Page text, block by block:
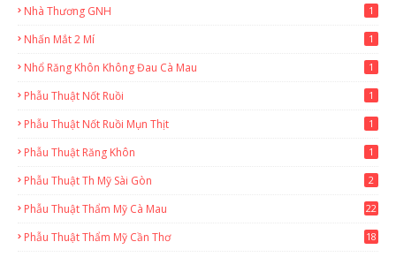
Nhà Thương GNH 1
Nhấn Mắt 2 Mí 1
Nhổ Răng Khôn Không Đau Cà Mau 1
Phẫu Thuật Nốt Ruồi 1
Phẫu Thuật Nốt Ruồi Mụn Thịt 1
Phẫu Thuật Răng Khôn 1
Phẫu Thuật Th Mỹ Sài Gòn 2
Phẫu Thuật Thẩm Mỹ Cà Mau
22
Phẫu Thuật Thẩm Mỹ Cần Thơ
18